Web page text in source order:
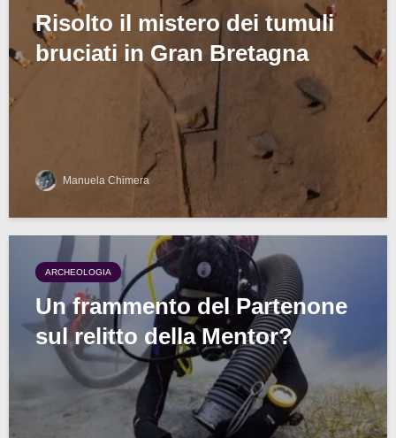
Risolto il mistero dei tumuli
bruciati in Gran Bretagna
Manuela Chimera
ARCHEOLOGIA
Un frammento del Partenone
sul relitto della Mentor?